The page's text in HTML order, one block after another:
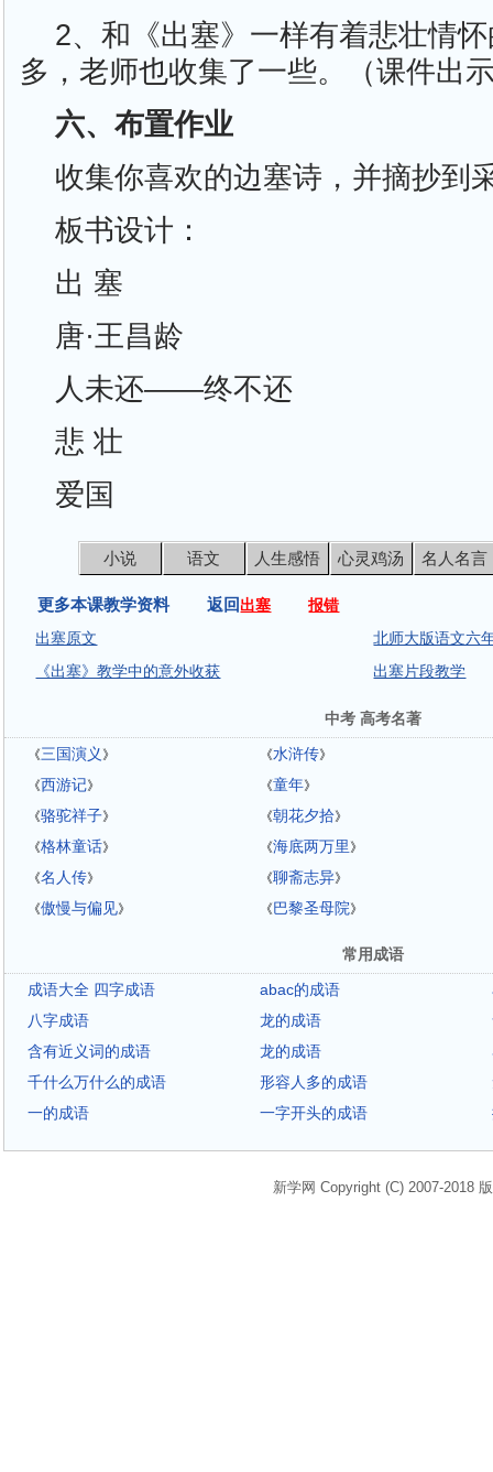
2、和《出塞》一样有着悲壮情
多，老师也收集了一些。（课件出
六、布置作业
收集你喜欢的边塞诗，并摘抄到
板书设计：
出 塞
唐·王昌龄
人未还——终不还
悲 壮
爱国
小说 语文 人生感悟 心灵鸡汤 名人名言
更多本课教学资料 返回出塞
报错
出塞原文
北师大版语文六
《出塞》教学中的意外收获
出塞片段教学
中考 高考名著
《三国演义 》 《水浒传》
《西游记》 《童年》
《骆驼祥子》 《朝花夕拾》
《格林童话》 《海底两万里 》
《名人传》 《聊斋志异》
《傲慢与偏见》 《巴黎圣母院》
常用成语
成语大全 四字成语
abac的成语
八字成语
龙的成语
含有近义词的成语
龙的成语
千什么万什么的成语
形容人多的成语
一的成语
一字开头的成语
新学网 Copyright (C) 2007-2018